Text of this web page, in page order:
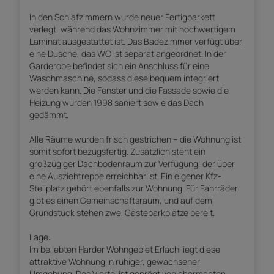
In den Schlafzimmern wurde neuer Fertigparkett
verlegt, während das Wohnzimmer mit hochwertigem
Laminat ausgestattet ist. Das Badezimmer verfügt über
eine Dusche, das WC ist separat angeordnet. In der
Garderobe befindet sich ein Anschluss für eine
Waschmaschine, sodass diese bequem integriert
werden kann. Die Fenster und die Fassade sowie die
Heizung wurden 1998 saniert sowie das Dach
gedämmt.
Alle Räume wurden frisch gestrichen – die Wohnung ist
somit sofort bezugsfertig. Zusätzlich steht ein
großzügiger Dachbodenraum zur Verfügung, der über
eine Ausziehtreppe erreichbar ist. Ein eigener Kfz-
Stellplatz gehört ebenfalls zur Wohnung. Für Fahrräder
gibt es einen Gemeinschaftsraum, und auf dem
Grundstück stehen zwei Gästeparkplätze bereit.
Lage:
Im beliebten Harder Wohngebiet Erlach liegt diese
attraktive Wohnung in ruhiger, gewachsener